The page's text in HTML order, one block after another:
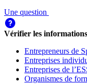
Une question
Vérifier les informations
Entrepreneurs de
Entreprises
Entreprises de
Organismes de